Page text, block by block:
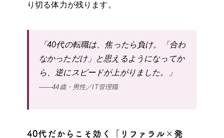
り切る体力が残ります。
「40代の転職は、焦ったら負け。「合わ
なかっただけ」と思えるようになってか
ら、逆にスピードが上がりました。」
——44歳・男性／IT管理職
40代だからこそ効く「リファラル×発